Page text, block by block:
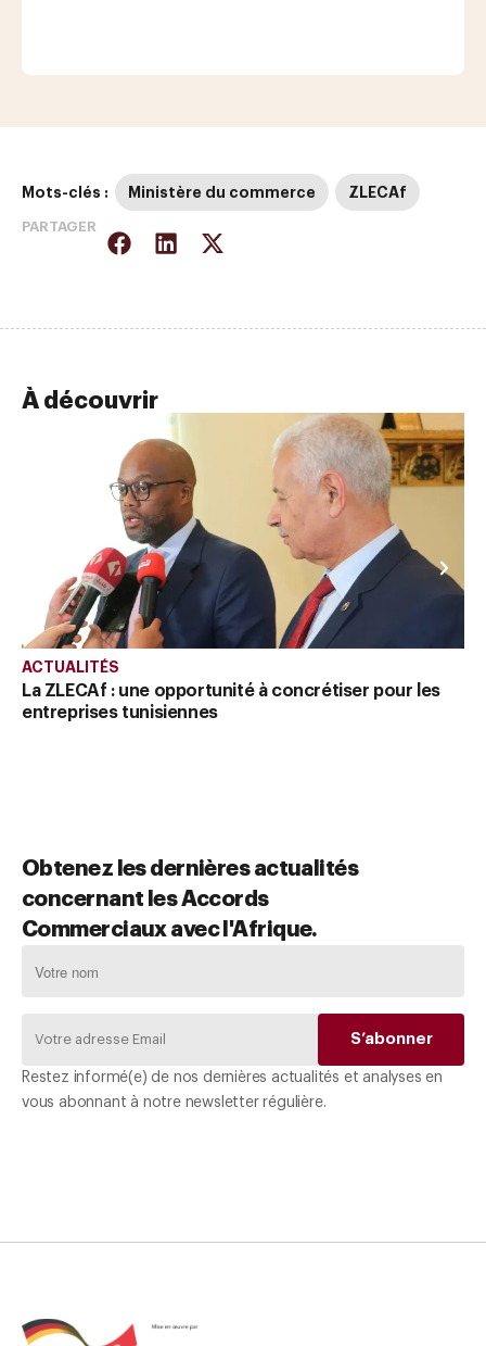
Mots-clés : Ministère du commerce ZLECAf
PARTAGER
À découvrir
ACTUALITÉS
La ZLECAf : une opportunité à concrétiser pour les
entreprises tunisiennes
Obtenez les dernières actualités
concernant les Accords
Commerciaux avec l'Afrique.
Restez informé(e) de nos dernières actualités et analyses en
vous abonnant à notre newsletter régulière.